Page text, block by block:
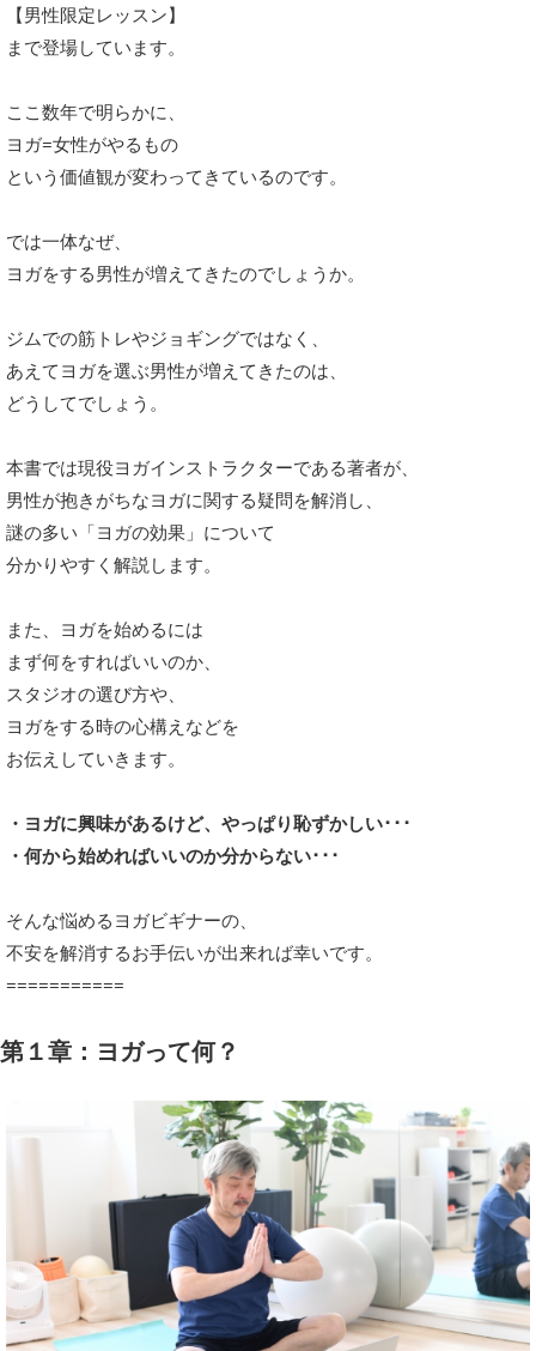
【男性限定レッスン】
まで登場しています。
ここ数年で明らかに、
ヨガ=女性がやるもの
という価値観が変わってきているのです。
では一体なぜ、
ヨガをする男性が増えてきたのでしょうか。
ジムでの筋トレやジョギングではなく、
あえてヨガを選ぶ男性が増えてきたのは、
どうしてでしょう。
本書では現役ヨガインストラクターである著者が、
男性が抱きがちなヨガに関する疑問を解消し、
謎の多い「ヨガの効果」について
分かりやすく解説します。
また、ヨガを始めるには
まず何をすればいいのか、
スタジオの選び方や、
ヨガをする時の心構えなどを
お伝えしていきます。
・ヨガに興味があるけど、やっぱり恥ずかしい･･･
・何から始めればいいのか分からない･･･
そんな悩めるヨガビギナーの、
不安を解消するお手伝いが出来れば幸いです。
===========
第１章：ヨガって何？